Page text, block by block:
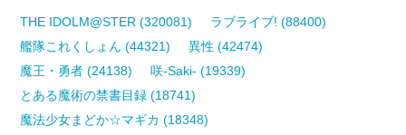
THE IDOLM@STER (320081)
ラブライブ! (88400)
艦隊これくしょん (44321)
異性 (42474)
魔王・勇者 (24138)
咲-Saki- (19339)
とある魔術の禁書目録 (18741)
魔法少女まどか☆マギカ (18348)